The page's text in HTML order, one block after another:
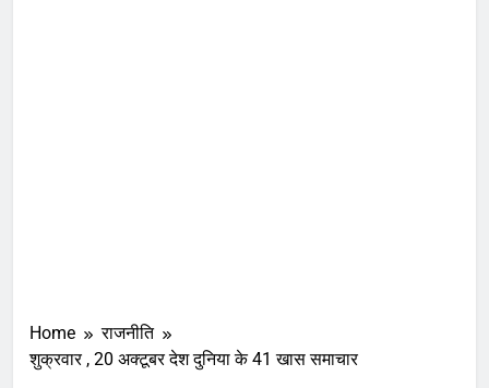
Home
राजनीति
शुक्रवार , 20 अक्टूबर देश दुनिया के 41 खास समाचार